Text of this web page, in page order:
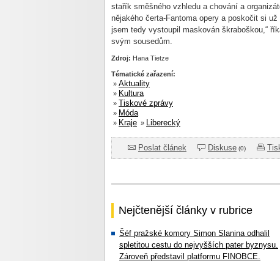
stařík směšného vzhledu a chování a
nějakého čerta-Fantoma opery a poskočit si už
jsem tedy vystoupil maskován škraboškou,“ ř
svým sousedům.
Zdroj: Hana Tietze
Tématické zařazení:
» Aktuality
» Kultura
» Tiskové zprávy
» Móda
» Kraje » Liberecký
Poslat článek Diskuse (0)
Nejčtenější články v rubrice
Šéf pražské komory Simon Slanina odhalil
spletitou cestu do nejvyšších pater byznysu.
Zároveň představil platformu FINOBCE.